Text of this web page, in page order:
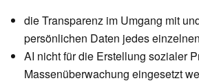
die Transparenz im Umgang mit
persönlichen Daten jedes
AI nicht für die Erstellung sozialer
Massenüberwachung eingesetzt